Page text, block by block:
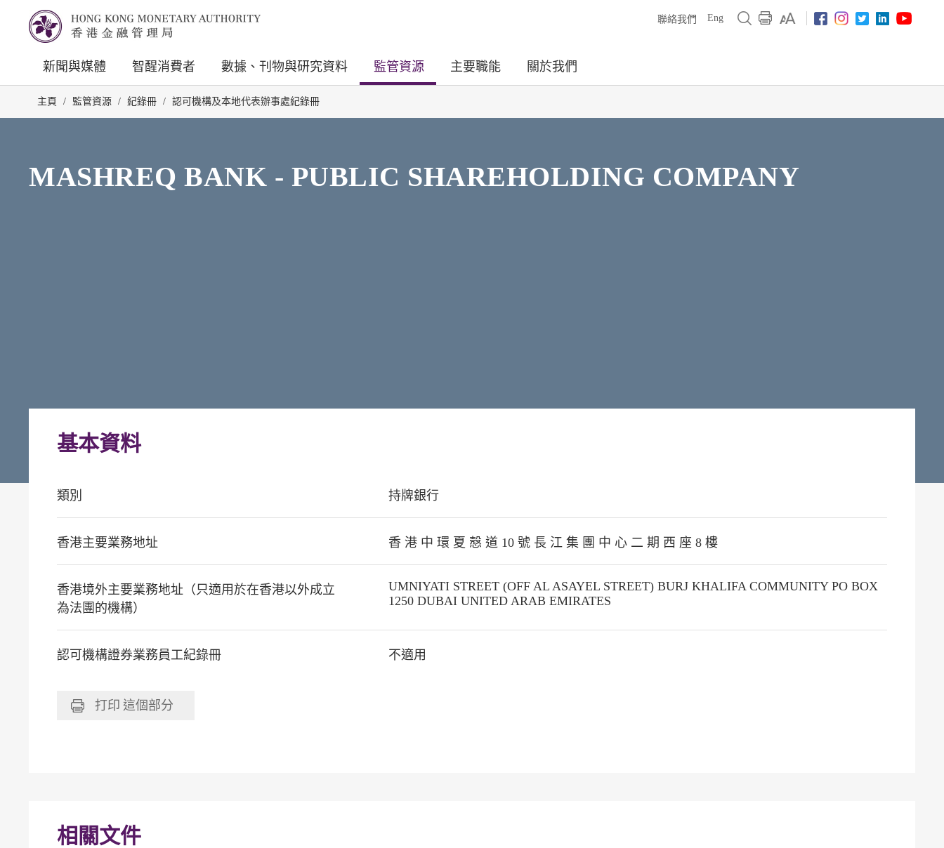
聯絡我們 Eng
新聞與媒體 智醒消費者 數據、刊物與研究資料 監管資源 主要職能 關於我們
主頁 / 監管資源 / 紀錄冊 / 認可機構及本地代表辦事處紀錄冊
MASHREQ BANK - PUBLIC SHAREHOLDING COMPANY
基本資料
類別 持牌銀行
香港主要業務地址 香 港 中 環 夏 慤 道 10 號 長 江 集 團 中 心 二 期 西 座 8 樓
香港境外主要業務地址（只適用於在香港以外成立
為法團的機構）
UMNIYATI STREET (OFF AL ASAYEL STREET) BURJ KHALIFA COMMUNITY PO BOX
1250 DUBAI UNITED ARAB EMIRATES
認可機構證券業務員工紀錄冊 不適用
打印 這個部分
相關文件